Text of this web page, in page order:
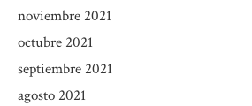
noviembre 2021
octubre 2021
septiembre 2021
agosto 2021